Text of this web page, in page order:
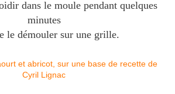
dans le moule pendant quelques
minutes
le démouler sur une grille.